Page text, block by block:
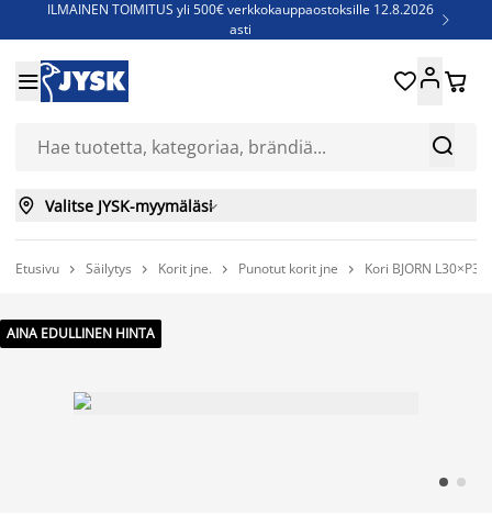
ILMAINEN TOIMITUS yli 500€ verkkokauppaostoksille 12.8.2026
asti

Jenkkisänkyjä - Säästä jopa 60%


 
 Valitse JYSK-myymäläsi
Etusivu  Säilytys  Korit jne.  Punotut korit jne  Kori BJORN
AINA EDULLINEN HINTA